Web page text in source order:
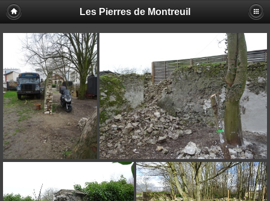
Les Pierres de Montreuil